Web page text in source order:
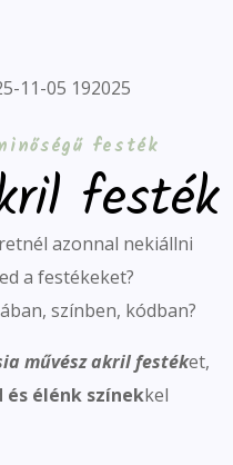
festék
festék
azonnal nekiállni
a festékeket?
színben, kódban?
művész akril festéket,
élénk színekkel